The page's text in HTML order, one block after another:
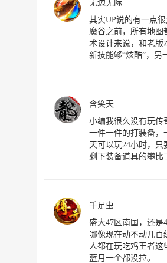
其实UP说的有一点
魔谷之前，所有地图
术设计来说，和老版
新技能够“炫酷”，另
含笑天
小编我很久没有玩传
一件一件的打装备，
天可以玩24小时，
剩下装备道具的攀比
千足虫
盛大47区南国，还是
哪像现在动不动几百
人都在玩吃鸡王者这
蓝月一个都没拉。